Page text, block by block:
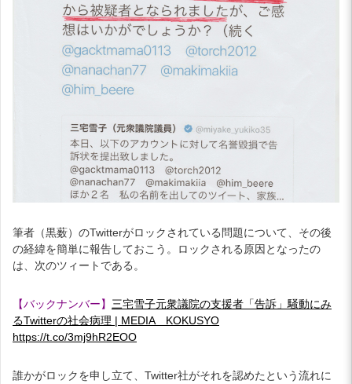
筆者（黒薮）のTwitterがロックされている問題について、その後
の経緯を簡単に報告しておこう。ロックされる原因となったの
は、次のツィートである。
【バックナンバー】 三宅雪子元衆議院の支援者「告訴」騒動にみ
るTwitterの社会病理 | MEDIA KOKUSYO
https://t.co/3mj9hR2EOO
誰かがロックを申し立て、Twitter社がそれを認めたという流れに